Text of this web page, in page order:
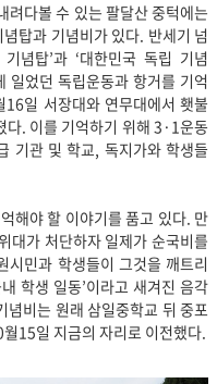
려다볼 수 있는 팔달산 중턱에는
탑과 기념비가 있다. 반세기 넘
념탑’과 ‘대한민국 독립 기념
일었던 독립운동과 항거를 기억
일 서장대와 연무대에서 횃불
다. 이를 기억하기 위해 3·1운동
기관 및 학교, 독지가와 학생들
해야 할 이야기를 품고 있다. 만
대가 처단하자 일제가 순국비를
민과 학생들이 그것을 깨트리
학생 일동’이라고 새겨진 음각
비는 원래 삼일중학교 뒤 중포
15일 지금의 자리로 이전했다.